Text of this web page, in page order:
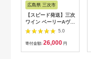
広島県 三次市
【スピード発送】三次
ワイン ベーリーAヴァ
インヤード3本
[APAZ031] ワイン
5.0
寄付金額: 26,000 円